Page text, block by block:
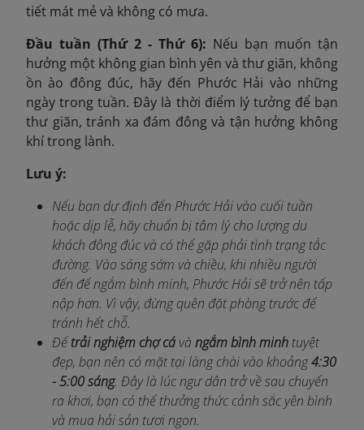
tiết mát mẻ và không có mưa.
Đầu tuần (Thứ 2 - Thứ 6): Nếu bạn muốn tận
hưởng một không gian bình yên và thư giãn, không
ồn ào đông đúc, hãy đến Phước Hải vào những
ngày trong tuần. Đây là thời điểm lý tưởng để bạn
thư giãn, tránh xa đám đông và tận hưởng không
khí trong lành.
Lưu ý:
Nếu bạn dự định đến Phước Hải vào cuối tuần
hoặc dịp lễ, hãy chuẩn bị tâm lý cho lượng du
khách đông đúc và có thể gặp phải tình trạng tắc
đường. Vào sáng sớm và chiều, khi nhiều người
đến để ngắm bình minh, Phước Hải sẽ trở nên tấp
nập hơn. Vì vậy, đừng quên đặt phòng trước để
tránh hết chỗ.
Đểtrải nghiệm chợ cá vàngắm bình minh tuyệt
đẹp, bạn nên có mặt tại làng chài vào khoảng4:30
- 5:00 sáng. Đây là lúc ngư dân trở về sau chuyến
ra khơi, bạn có thể thưởng thức cảnh sắc yên bình
và mua hải sản tươi ngon.